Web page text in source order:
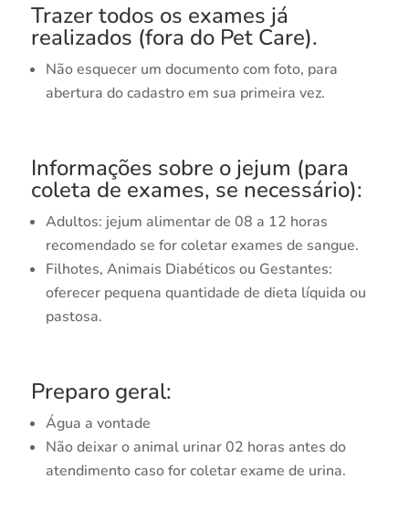
Trazer todos os exames já
realizados (fora do Pet Care).
Não esquecer um documento com foto, para
abertura do cadastro em sua primeira vez.
Informações sobre o jejum (para
coleta de exames, se necessário):
Adultos: jejum alimentar de 08 a 12 horas
recomendado se for coletar exames de sangue.
Filhotes, Animais Diabéticos ou Gestantes:
oferecer pequena quantidade de dieta líquida ou
pastosa.
Preparo geral:
Água a vontade
Não deixar o animal urinar 02 horas antes do
atendimento caso for coletar exame de urina.